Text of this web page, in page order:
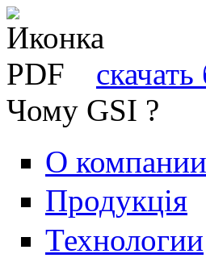
Чому GSI ?
О компании
Продукція
Технологии